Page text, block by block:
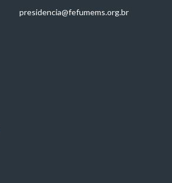
presidencia@fefumems.org.br